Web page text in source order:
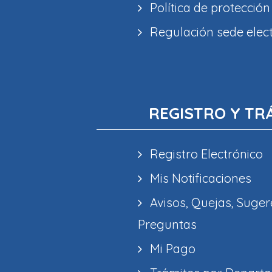
Política de
Regulación sede
REGISTRO Y
Registro Electrónico
Mis Notificaciones
Avisos, Quejas,
Preguntas
Mi Pago